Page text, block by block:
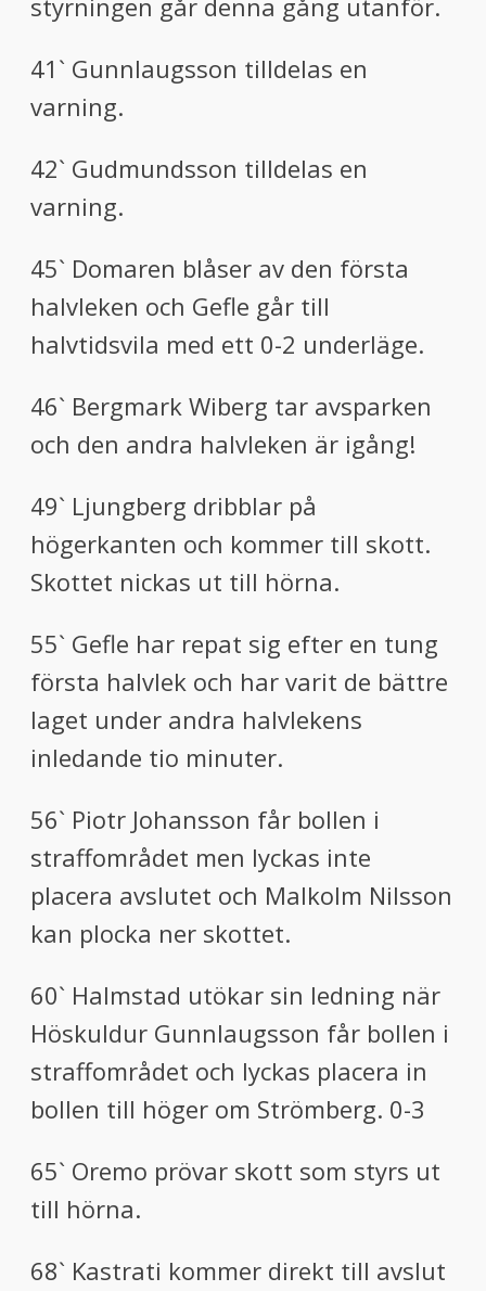
styrningen går denna gång utanför.
41` Gunnlaugsson tilldelas en
varning.
42` Gudmundsson tilldelas en
varning.
45` Domaren blåser av den första
halvleken och Gefle går till
halvtidsvila med ett 0-2 underläge.
46` Bergmark Wiberg tar avsparken
och den andra halvleken är igång!
49` Ljungberg dribblar på
högerkanten och kommer till skott.
Skottet nickas ut till hörna.
55` Gefle har repat sig efter en tung
första halvlek och har varit de bättre
laget under andra halvlekens
inledande tio minuter.
56` Piotr Johansson får bollen i
straffområdet men lyckas inte
placera avslutet och Malkolm Nilsson
kan plocka ner skottet.
60` Halmstad utökar sin ledning när
Höskuldur Gunnlaugsson får bollen i
straffområdet och lyckas placera in
bollen till höger om Strömberg. 0-3
65` Oremo prövar skott som styrs ut
till hörna.
68` Kastrati kommer direkt till avslut